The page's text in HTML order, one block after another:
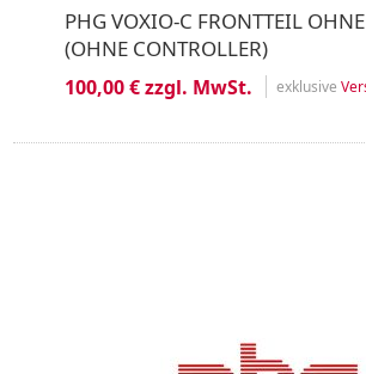
PHG VOXIO-C FRONTTEIL
(OHNE CONTROLLER)
100,00 € zzgl. MwSt. exklusive